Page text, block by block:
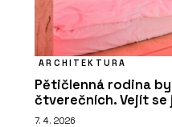
ARCHITEKTURA
Pětičlenná rodina
čtverečních. Vejít
7. 4. 2026